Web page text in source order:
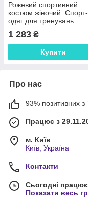
Рожевий спортивний
костюм жіночий. Спорт-
одяг для тренувань.
Комплект топ і лосини.
1 283 ₴
Купити
Про нас
93% позитивних з
Працює з
м. Київ
Київ, Україна
Контакти
Сьогодні
Показати весь